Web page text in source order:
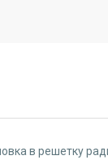
в решетку